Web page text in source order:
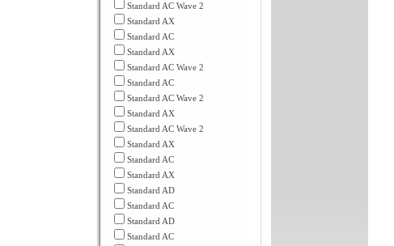
Standard AC Wave 2
Standard AX
Standard AC
Standard AX
Standard AC Wave 2
Standard AC
Standard AC Wave 2
Standard AX
Standard AC Wave 2
Standard AX
Standard AC
Standard AX
Standard AD
Standard AC
Standard AD
Standard AC